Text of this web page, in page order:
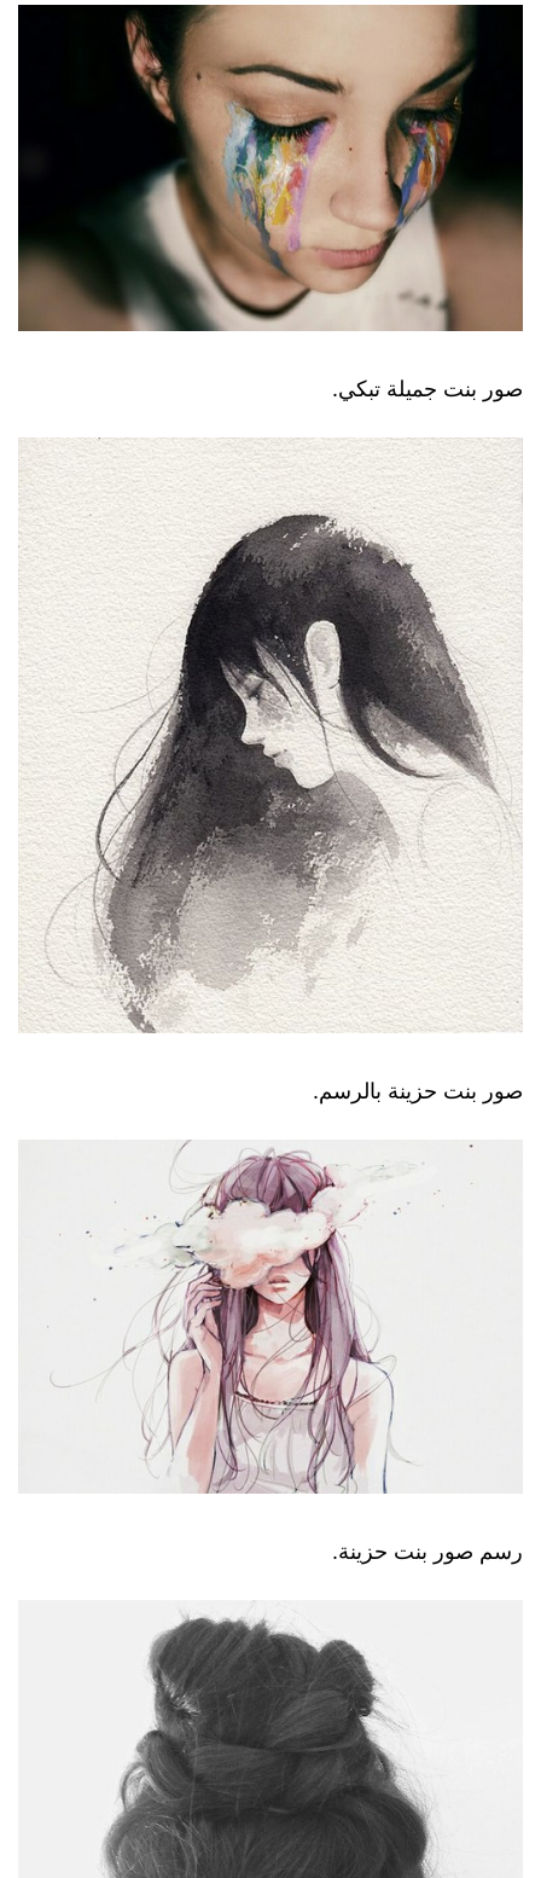
صور بنت جميلة تبكي.
صور بنت حزينة بالرسم.
رسم صور بنت حزينة.